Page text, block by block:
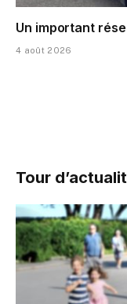
Un important
4 août 2026
Tour